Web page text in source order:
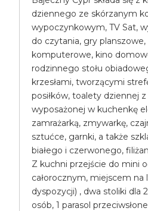
dziennego ze skórzanym
wypoczynkowym, TV Sat,
do czytania, gry
komputerowe, kino
rodzinnego stołu
krzesłami, tworzącymi
posiłków, toalety dziennej
wyposażonej w kuchenkę
zamrażarką, zmywarkę,
sztućce, garnki, a także
białego i czerwonego,
Z kuchni przejście do mini
całorocznym, miejscem na
dyspozycji) , dwa stoliki dla
osób, 1 parasol